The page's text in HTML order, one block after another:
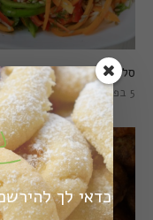
סלט פלפלים טרי וצבעוני
5 בפברואר 2021
כדאי לך